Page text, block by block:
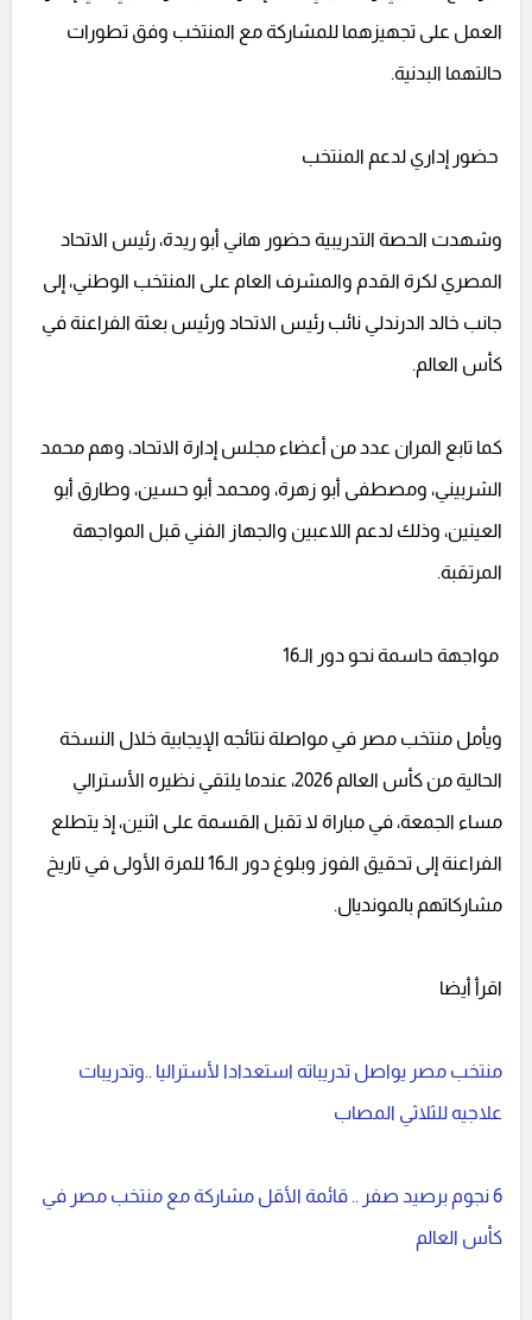
العمل على تجهيزهما للمشاركة مع المنتخب وفق تطورات
حالتهما البدنية.
حضور إداري لدعم المنتخب
وشهدت الحصة التدريبية حضور هاني أبو ريدة، رئيس الاتحاد
المصري لكرة القدم والمشرف العام على المنتخب الوطني، إلى
جانب خالد الدرندلي نائب رئيس الاتحاد ورئيس بعثة الفراعنة في
كأس العالم.
كما تابع المران عدد من أعضاء مجلس إدارة الاتحاد، وهم محمد
الشربيني، ومصطفى أبو زهرة، ومحمد أبو حسين، وطارق أبو
العينين، وذلك لدعم اللاعبين والجهاز الفني قبل المواجهة
المرتقبة.
مواجهة حاسمة نحو دور الـ16
ويأمل منتخب مصر في مواصلة نتائجه الإيجابية خلال النسخة
الحالية من كأس العالم 2026، عندما يلتقي نظيره الأسترالي
مساء الجمعة، في مباراة لا تقبل القسمة على اثنين، إذ يتطلع
الفراعنة إلى تحقيق الفوز وبلوغ دور الـ16 للمرة الأولى في تاريخ
مشاركاتهم بالمونديال.
اقرأ أيضا
منتخب مصر يواصل تدريباته استعدادا لأستراليا ..وتدريبات
علاجيه للثلاثي المصاب
6 نجوم برصيد صفر .. قائمة الأقل مشاركة مع منتخب مصر في
كأس العالم